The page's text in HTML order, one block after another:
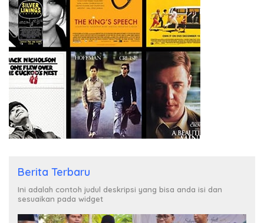
Berita Terbaru
Ini adalah contoh judul deskripsi yang bisa anda isi dan
sesuaikan pada widget